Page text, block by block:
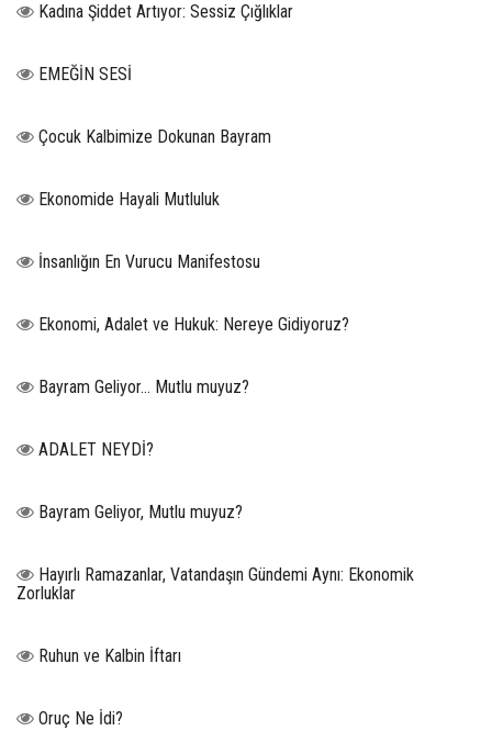
Kadına Şiddet Artıyor: Sessiz Çığlıklar
EMEĞİN SESİ
Çocuk Kalbimize Dokunan Bayram
Ekonomide Hayali Mutluluk
İnsanlığın En Vurucu Manifestosu
Ekonomi, Adalet ve Hukuk: Nereye Gidiyoruz?
Bayram Geliyor… Mutlu muyuz?
ADALET NEYDİ?
Bayram Geliyor, Mutlu muyuz?
Hayırlı Ramazanlar, Vatandaşın Gündemi Aynı: Ekonomik
Zorluklar
Ruhun ve Kalbin İftarı
Oruç Ne İdi?